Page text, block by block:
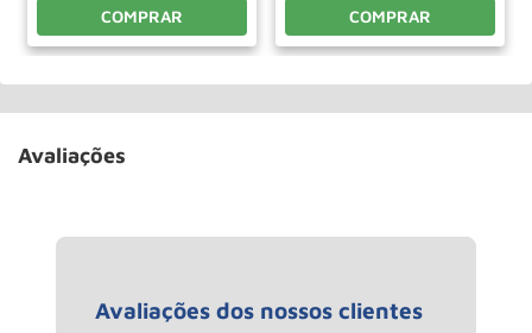
COMPRAR COMPRAR
Avaliações
Avaliações dos nossos clientes